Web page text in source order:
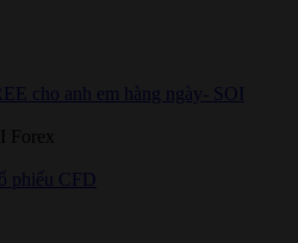
cho anh em hàng ngày- SOI
Forex
phiếu CFD